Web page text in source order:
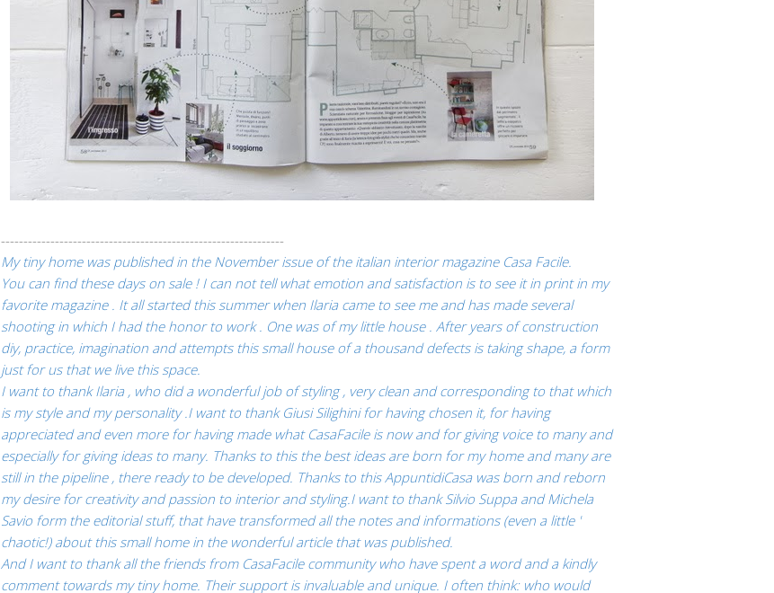
---------------------------------------------------------------
My tiny home was published in the November issue of the italian interior magazine Casa Facile.
You can find these days on sale ! I can not tell what emotion and satisfaction is to see it in print in my
favorite magazine . It all started this summer when Ilaria came to see me and has made ​​several
shooting in which I had the honor to work . One was of my little house . After years of construction
diy, practice, imagination and attempts this small house of a thousand defects is taking shape, a form
just for us that we live this space.
I want to thank Ilaria , who did a wonderful job of styling , very clean and corresponding to that which
is my style and my personality . I want to thank Giusi Silighini for having chosen it, for having
appreciated and even more for having made what CasaFacile is now and for giving voice to many and
especially for giving ideas to many. Thanks to this the best ideas are born for my home and many are
still in the pipeline , there ready to be developed. Thanks to this AppuntidiCasa was born and reborn
my desire for creativity and passion to interior and styling. I want to thank Silvio Suppa and Michela
Savio form the editorial stuff, that have transformed all the notes and informations (even a little '
chaotic!) about this small home in the wonderful article that was published.
And I want to thank all the friends from CasaFacile community who have spent a word and a kindly
comment towards my tiny home. Their support is invaluable and unique. I often think: who would